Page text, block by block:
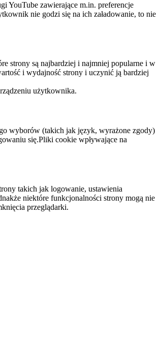
YouTube zawierające m.in. preferencje
nie godzi się na ich załadowanie, to nie
strony są najbardziej i najmniej popularne i w
i wydajność strony i uczynić ją bardziej
użytkownika.
wyborów (takich jak język, wyrażone zgody)
się.Pliki cookie wpływające na
takich jak logowanie, ustawienia
niektóre funkcjonalności strony mogą nie
przeglądarki.